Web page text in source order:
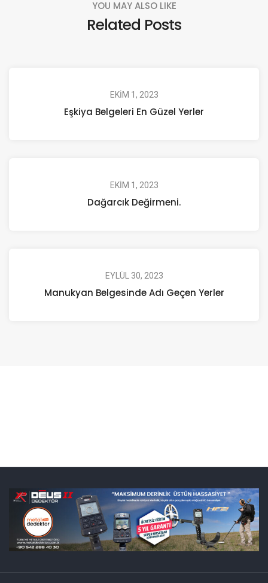
YOU MAY ALSO LIKE
Related Posts
EKIM 1, 2023
Eşkiya Belgeleri En Güzel Yerler
EKIM 1, 2023
Dağarcık Değirmeni.
EYLÜL 30, 2023
Manukyan Belgesinde Adı Geçen Yerler